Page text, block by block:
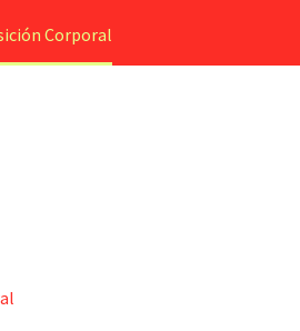
Corporal